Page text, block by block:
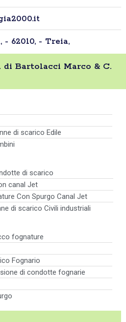
- 62010, - Treia,
di Bartolacci Marco & C.
di scarico Edile
di scarico
canal Jet
Con Spurgo Canal Jet
di scarico Civili industriali
fognature
Fognario
di condotte fognarie